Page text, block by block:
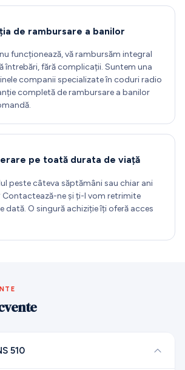
de rambursare a banilor
funcționează, vă rambursăm integral
întrebări, fără complicații. Suntem una
companii specializate în coduri radio
completă de rambursare a banilor
pe toată durata de viață
peste câteva săptămâni sau chiar ani
ne și ți-l vom retrimite
dată. O singură achiziție îți oferă acces
510